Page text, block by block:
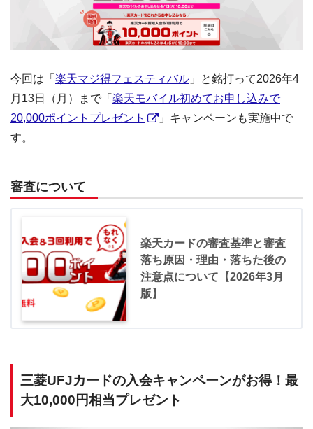
今回は「 楽天マジ得フェスティバル 」と銘打って2026年4
月13日（月）まで「 楽天モバイル初めてお申し込みで
20,000ポイントプレゼント
」キャンペーンも実施中で
す。
審査について
楽天カードの審査基準と審査
落ち原因・理由・落ちた後の
注意点について【2026年3月
版】
三菱UFJカードの入会キャンペーンがお得！最
大10,000円相当プレゼント